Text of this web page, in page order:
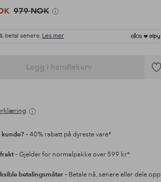
979 NOK
betal senere. Les mer
Legg i handlekurv
Legg
kunde?– 40% rabatt på dyreste vare*
– Gjelder for normalpakke over 599 kr*
betalingsmåter– Betale nå, senere eller dele opp